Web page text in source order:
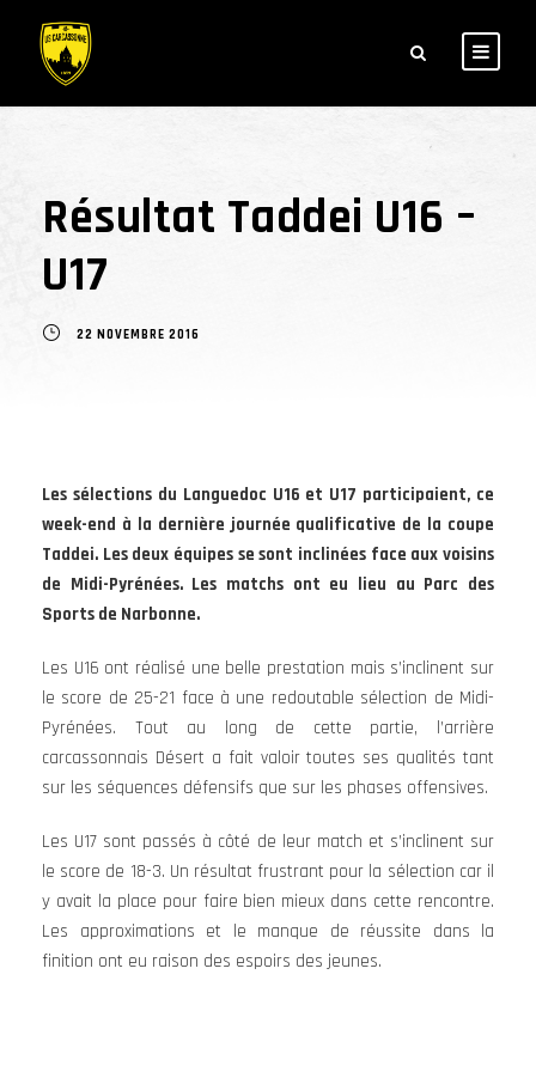
Résultat Taddei U16 –
U17
22 NOVEMBRE 2016
Les sélections du Languedoc U16 et U17 participaient, ce
week-end à la dernière journée qualificative de la coupe
Taddei. Les deux équipes se sont inclinées face aux voisins
de Midi-Pyrénées. Les matchs ont eu lieu au Parc des
Sports de Narbonne.
Les U16 ont réalisé une belle prestation mais s’inclinent sur
le score de 25-21 face à une redoutable sélection de Midi-
Pyrénées. Tout au long de cette partie, l’arrière
carcassonnais Désert a fait valoir toutes ses qualités tant
sur les séquences défensifs que sur les phases offensives.
Les U17 sont passés à côté de leur match et s’inclinent sur
le score de 18-3. Un résultat frustrant pour la sélection car il
y avait la place pour faire bien mieux dans cette rencontre.
Les approximations et le manque de réussite dans la
finition ont eu raison des espoirs des jeunes.